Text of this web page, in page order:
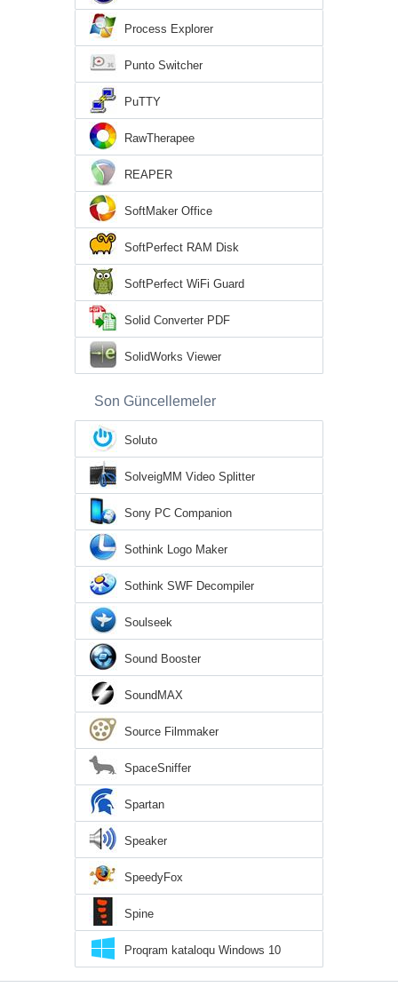
Process Explorer
Punto Switcher
PuTTY
RawTherapee
REAPER
SoftMaker Office
SoftPerfect RAM Disk
SoftPerfect WiFi Guard
Solid Converter PDF
SolidWorks Viewer
Son Güncellemeler
Soluto
SolveigMM Video Splitter
Sony PC Companion
Sothink Logo Maker
Sothink SWF Decompiler
Soulseek
Sound Booster
SoundMAX
Source Filmmaker
SpaceSniffer
Spartan
Speaker
SpeedyFox
Spine
Proqram kataloqu Windows 10